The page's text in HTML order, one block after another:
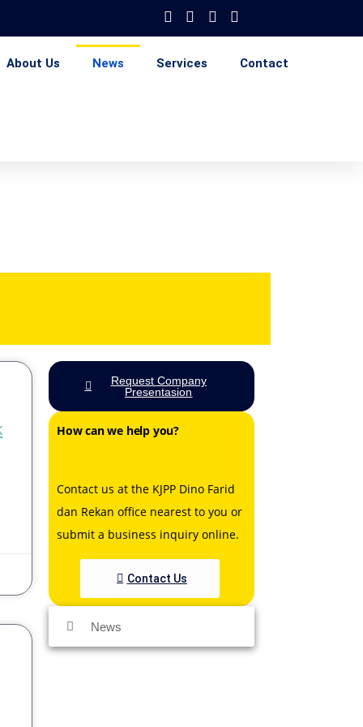
About Us News Services Contact
Request Company
Presentasion
How can we help you?
Contact us at the KJPP Dino Farid
dan Rekan office nearest to you or
submit a business inquiry online.
Contact Us